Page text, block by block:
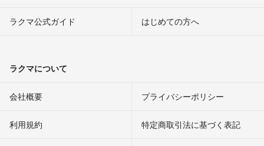
ラクマ公式ガイド はじめての方へ
ラクマについて
会社概要 プライバシーポリシー
利用規約 特定商取引法に基づく表記